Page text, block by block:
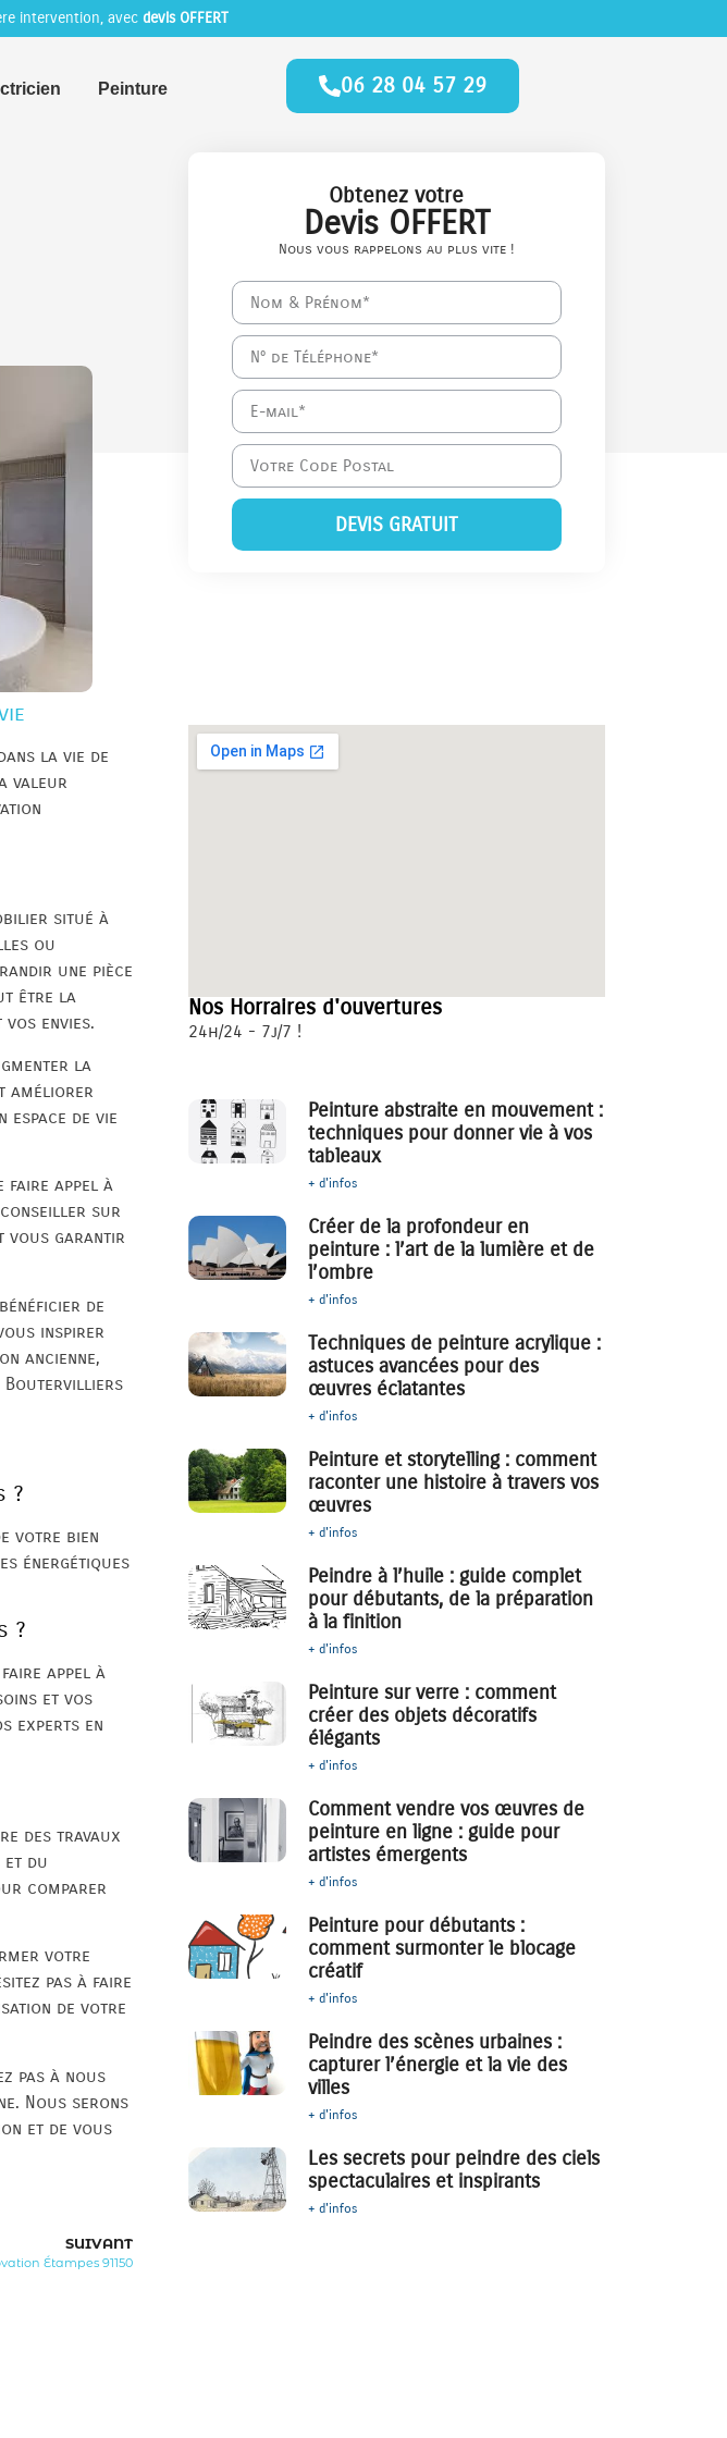
intervention, avec devis OFFERT
Peinture 06 28 04 57 29
Obtenez votre
Devis OFFERT
Nous vous rappelons au plus vite !
DEVIS GRATUIT
la vie de
valeur
situé à
ou
une pièce
être la
envies.
la
améliorer
de vie
faire appel à
conseiller sur
vous garantir
de
inspirer
ancienne,
Boutervilliers
?
votre bien
énergétiques
?
appel à
et vos
experts en
des travaux
et du
comparer
votre
pas à faire
de votre
pas à nous
Nous serons
et de vous
SUIVANT
Étampes 91150
Nos Horraires d'ouvertures
24h/24 - 7j/7 !
Peinture abstraite en mouvement :
techniques pour donner vie à vos
tableaux
+ d'infos
Créer de la profondeur en
peinture : l’art de la lumière et de
l’ombre
+ d'infos
Techniques de peinture acrylique :
astuces avancées pour des
œuvres éclatantes
+ d'infos
Peinture et storytelling : comment
raconter une histoire à travers vos
œuvres
+ d'infos
Peindre à l’huile : guide complet
pour débutants, de la préparation
à la finition
+ d'infos
Peinture sur verre : comment
créer des objets décoratifs
élégants
+ d'infos
Comment vendre vos œuvres de
peinture en ligne : guide pour
artistes émergents
+ d'infos
Peinture pour débutants :
comment surmonter le blocage
créatif
+ d'infos
Peindre des scènes urbaines :
capturer l’énergie et la vie des
villes
+ d'infos
Les secrets pour peindre des ciels
spectaculaires et inspirants
+ d'infos